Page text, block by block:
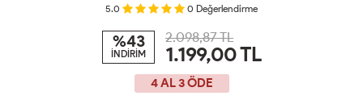
5.0 0 Değerlendirme
%43
İNDİRİM
2.098,87 TL
1.199,00TL
4 AL 3 ÖDE